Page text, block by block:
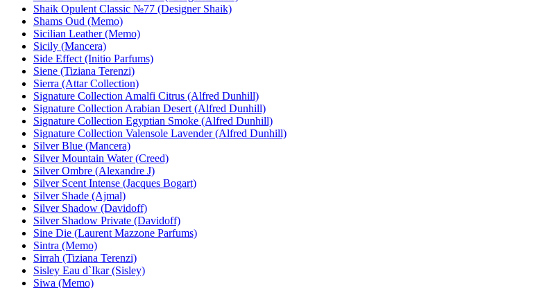
Shaik Opulent Classic №77 (Designer Shaik)
Shams Oud (Memo)
Sicilian Leather (Memo)
Sicily (Mancera)
Side Effect (Initio Parfums)
Siene (Tiziana Terenzi)
Sierra (Attar Collection)
Signature Collection Amalfi Citrus (Alfred Dunhill)
Signature Collection Arabian Desert (Alfred Dunhill)
Signature Collection Egyptian Smoke (Alfred Dunhill)
Signature Collection Valensole Lavender (Alfred Dunhill)
Silver Blue (Mancera)
Silver Mountain Water (Creed)
Silver Ombre (Alexandre J)
Silver Scent Intense (Jacques Bogart)
Silver Shade (Ajmal)
Silver Shadow (Davidoff)
Silver Shadow Private (Davidoff)
Sine Die (Laurent Mazzone Parfums)
Sintra (Memo)
Sirrah (Tiziana Terenzi)
Sisley Eau d`Ikar (Sisley)
Siwa (Memo)